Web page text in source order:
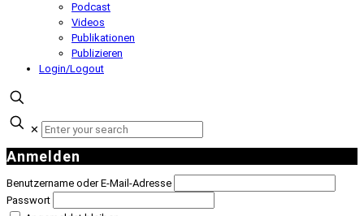
Podcast
Videos
Publikationen
Publizieren
Login/Logout
✕
Anmelden
Benutzername oder E-Mail-Adresse
Passwort